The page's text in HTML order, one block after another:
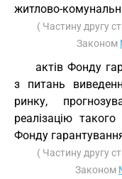
житлово-
( Частину другу
Законом
актів Фонду
з питань
ринку,
реалізацію
Фонду
( Частину другу
Законом